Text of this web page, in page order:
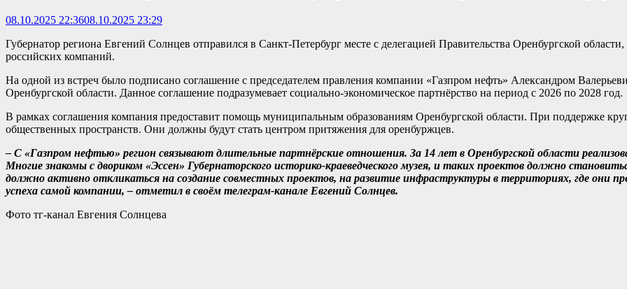
08.10.2025 22:3608.10.2025 23:29
Губернатор региона Евгений Солнцев отправился в Санкт-Петербург месте с делегацией Правительства Оренбургской
российских компаний.
На одной из встреч было подписано соглашение с председателем правления компании «Газпром нефть» Александром
Оренбургской области. Данное соглашение подразумевает социально-экономическое партнёрство на период с 2026 по 2028 год.
В рамках соглашения компания предоставит помощь муниципальным образованиям Оренбургской области. При поддержке
общественных пространств. Они должны будут стать центром притяжения для оренбуржцев.
– С «Газпром нефтью» регион связывают длительные партнёрские отношения. За 14 лет в Оренбургской области
Многие знакомы с двориком «Эссен» Губернаторского историко-краеведческого музея, и таких проектов должно
должно активно откликаться на создание совместных проектов, на развитие инфраструктуры в территориях, где они
успеха самой компании, – отметил в своём телеграм-канале Евгений Солнцев.
Фото тг-канал Евгения Солнцева